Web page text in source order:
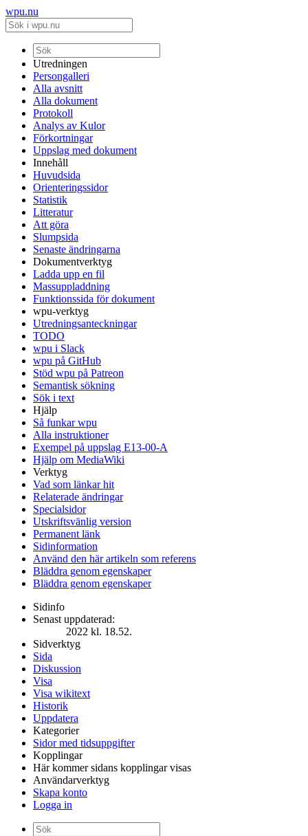
wpu.nu
Utredningen
Persongalleri
Alla avsnitt
Alla dokument
Protokoll
Analys av Kulor
Förkortningar
Uppslag med dokument
Innehåll
Huvudsida
Orienteringssidor
Statistik
Litteratur
Att göra
Slumpsida
Senaste ändringarna
Dokumentverktyg
Ladda upp en fil
Massuppladdning
Funktionssida för dokument
wpu-verktyg
Utredningsanteckningar
TODO
wpu i Slack
wpu på GitHub
Stöd wpu på Patreon
Semantisk sökning
Sök i text
Hjälp
Så funkar wpu
Alla instruktioner
Exempel på uppslag E13-00-A
Hjälp om MediaWiki
Verktyg
Vad som länkar hit
Relaterade ändringar
Specialsidor
Utskriftsvänlig version
Permanent länk
Sidinformation
Använd den här artikeln som referens
Bläddra genom egenskaper
Bläddra genom egenskaper
Sidinfo
Senast uppdaterad:
2022 kl. 18.52.
Sidverktyg
Sida
Diskussion
Visa
Visa wikitext
Historik
Uppdatera
Kategorier
Sidor med tidsuppgifter
Kopplingar
Här kommer sidans kopplingar visas
Användarverktyg
Skapa konto
Logga in